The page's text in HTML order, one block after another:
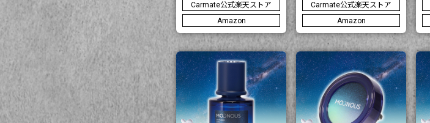
Carmate公式楽天ストア
Amazon
Carmate公式楽天ストア
Amazon